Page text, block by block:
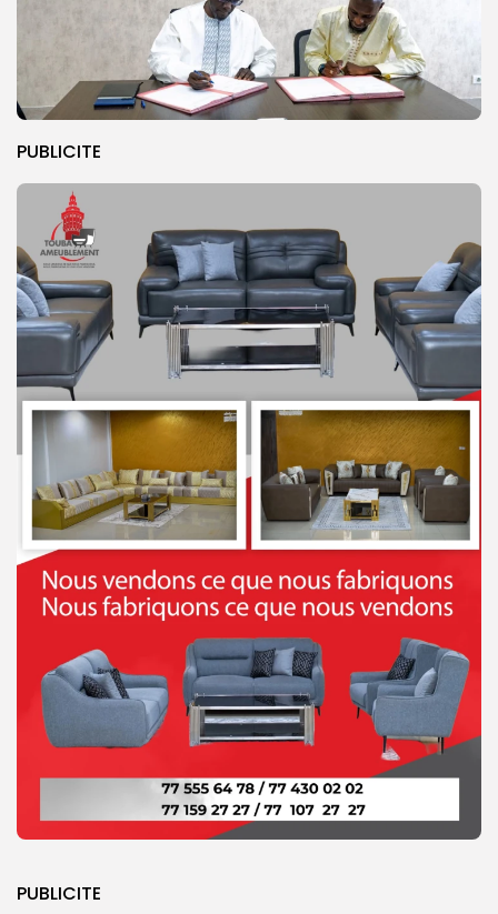
PUBLICITE
PUBLICITE